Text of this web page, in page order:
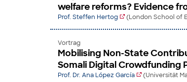
welfare reforms? Evidence
Prof. Steffen Hertog (London School of
Vortrag
Mobilising Non-State
Somali Digital Crowdfunding
Prof. Dr. Ana López García (Universität